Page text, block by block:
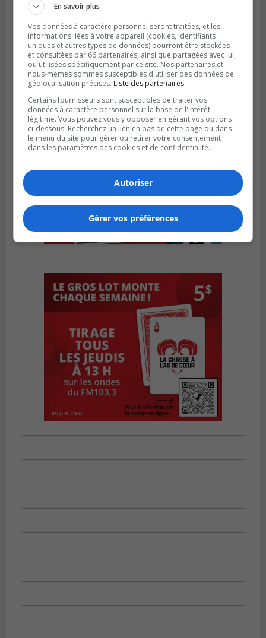
Publié le 6 juillet 2026 à 09h33
Longueuil conclue un contrat pour
valoriser des cendres d’incinération
En savoir plus
Vos données à caractère personnel seront traitées, et les
informations liées à votre appareil (cookies, identifiants
uniques et autres types de données) pourront être stockées
et consultées par 66 partenaires, ainsi que partagées avec lui,
ou utilisées spécifiquement par ce site. Nos partenaires et
nous-mêmes sommes susceptibles d'utiliser des données de
géolocalisation précises. Liste des partenaires.
Certains fournisseurs sont susceptibles de traiter vos
données à caractère personnel sur la base de l'intérêt
légitime. Vous pouvez vous y opposer en gérant vos options
ci-dessous. Recherchez un lien en bas de cette page ou dans
le menu du site pour gérer ou retirer votre consentement
dans les paramètres des cookies et de confidentialité.
Autoriser
Gérer vos préférences